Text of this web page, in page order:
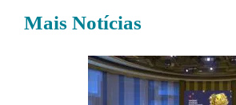
Mais Notícias